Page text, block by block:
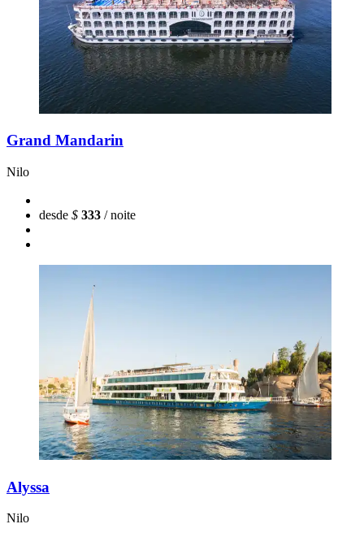
Grand Mandarin
Nilo
desde $ 333 / noite
Alyssa
Nilo